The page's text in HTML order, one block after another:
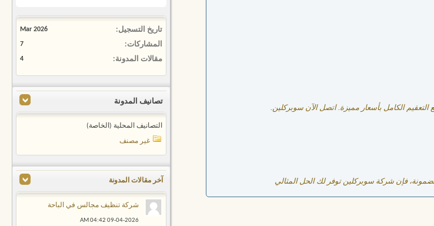
الكامل بأسعار مميزة. اتصل الآن سوبركلين.
فإن شركة سوبركلين توفر لك الحل المثالي
تاريخ التسجيل Mar 2026
المشاركات 7
مقالات المدونة 4
تصانيف المدونة
التصانيف المحلية (الخاصة)
غير مصنف
آخر مقالات المدونة
شركة تنظيف مجالس في الباحة
09-04-2026
04:42 AM